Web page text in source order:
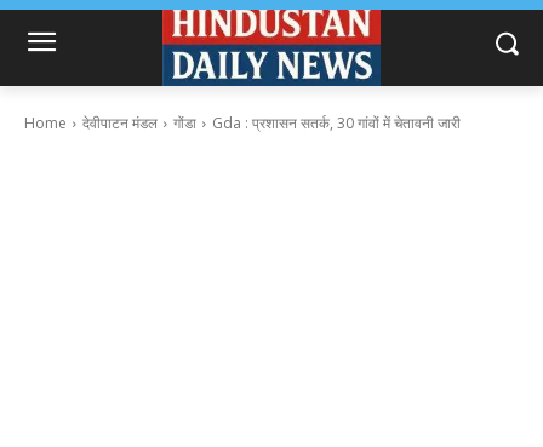
Home देवीपाटन मंडल गोंडा Gda : प्रशासन सतर्क, 30 गांवों में चेतावनी जारी